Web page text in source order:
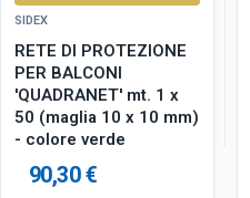
SIDEX
RETE DI PROTEZIONE
PER BALCONI
'QUADRANET' mt. 1 x
50 (maglia 10 x 10 mm)
- colore verde
90,30 €